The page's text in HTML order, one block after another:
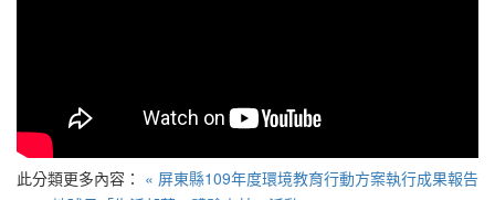
此分類更多內容： « 屏東縣109年度環境教育行動方案執行成果報告